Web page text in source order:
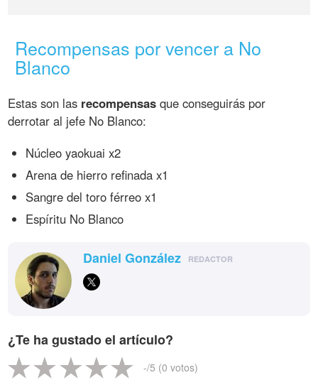
Recompensas por vencer a No
Blanco
Estas son las recompensas que conseguirás por
derrotar al jefe No Blanco:
Núcleo yaokuai x2
Arena de hierro refinada x1
Sangre del toro férreo x1
Espíritu No Blanco
Daniel González REDACTOR
¿Te ha gustado el artículo?
-/5 (0 votos)